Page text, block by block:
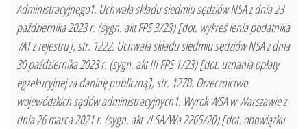
Administracyjnego1. Uchwała składu siedmiu sędziów NSA z dnia 23
października 2023 r. (sygn. akt FPS 3/23) [dot. wykreś lenia podatnika
VAT z rejestru], str. 1222. Uchwała składu siedmiu sędziów NSA z dnia
30 października 2023 r. (sygn. akt III FPS 1/23) [dot. uznania opłaty
egzekucyjnej za daninę publiczną], str. 127B. Orzecznictwo
wojewódzkich sądów administracyjnych1. Wyrok WSA w Warszawie z
dnia 26 marca 2021 r. (sygn. akt VI SA/Wa 2265/20) [dot. obowiązku